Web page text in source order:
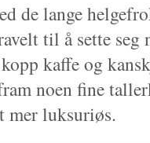
de lange
til å sette
kaffe og
noen fine
mer luksuriøs.